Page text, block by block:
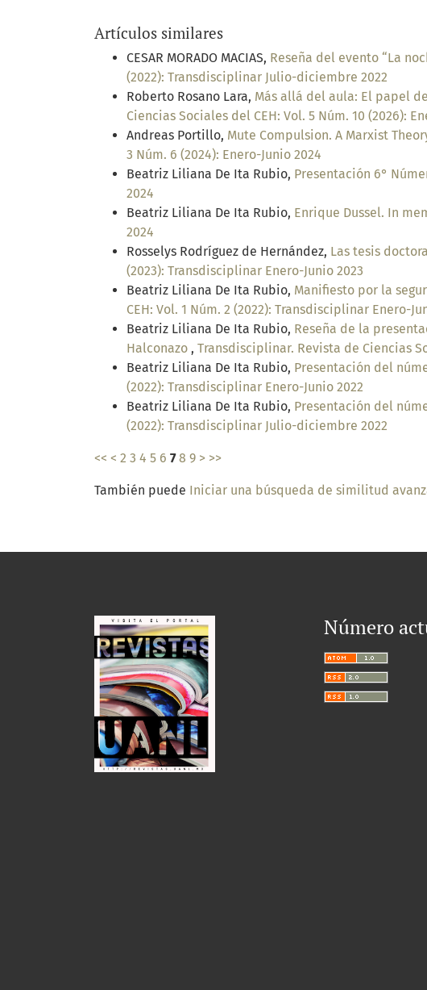
Artículos similares
CESAR MORADO MACIAS, Reseña del evento “La
(2022): Transdisciplinar Julio-diciembre 2022
Roberto Rosano Lara, Más allá del aula: El papel
Ciencias Sociales del CEH: Vol. 5 Núm. 10 (2026):
Andreas Portillo, Mute Compulsion. A Marxist
3 Núm. 6 (2024): Enero-Junio 2024
Beatriz Liliana De Ita Rubio, Presentación 6°
2024
Beatriz Liliana De Ita Rubio, Enrique Dussel. In
2024
Rosselys Rodríguez de Hernández, Las tesis
(2023): Transdisciplinar Enero-Junio 2023
Beatriz Liliana De Ita Rubio, Manifiesto por la
CEH: Vol. 1 Núm. 2 (2022): Transdisciplinar Enero-
Beatriz Liliana De Ita Rubio, Reseña de la
Halconazo , Transdisciplinar. Revista de Ciencias
Beatriz Liliana De Ita Rubio, Presentación del
(2022): Transdisciplinar Enero-Junio 2022
Beatriz Liliana De Ita Rubio, Presentación del
(2022): Transdisciplinar Julio-diciembre 2022
<< < 2 3 4 5 6 7 8 9 > >>
También puede Iniciar una búsqueda de similitud
Número